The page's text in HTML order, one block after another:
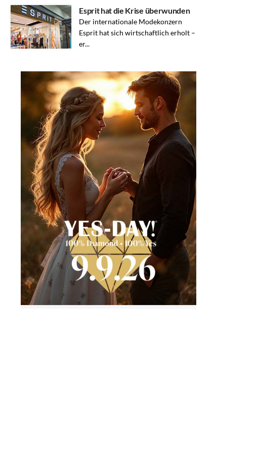
Esprit hat die Krise überwunden
Der internationale Modekonzern
Esprit hat sich wirtschaftlich erholt –
er...